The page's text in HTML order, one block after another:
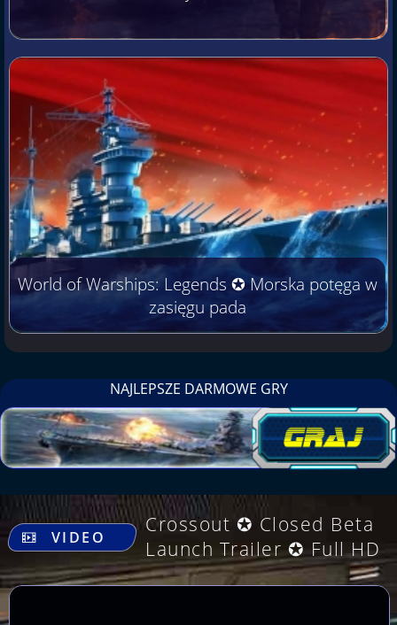
World of Warships: Legends ✪ Morska potęga w
zasięgu pada
NAJLEPSZE DARMOWE GRY
.
VIDEO
Crossout ✪ Closed Beta
Launch Trailer ✪ Full HD